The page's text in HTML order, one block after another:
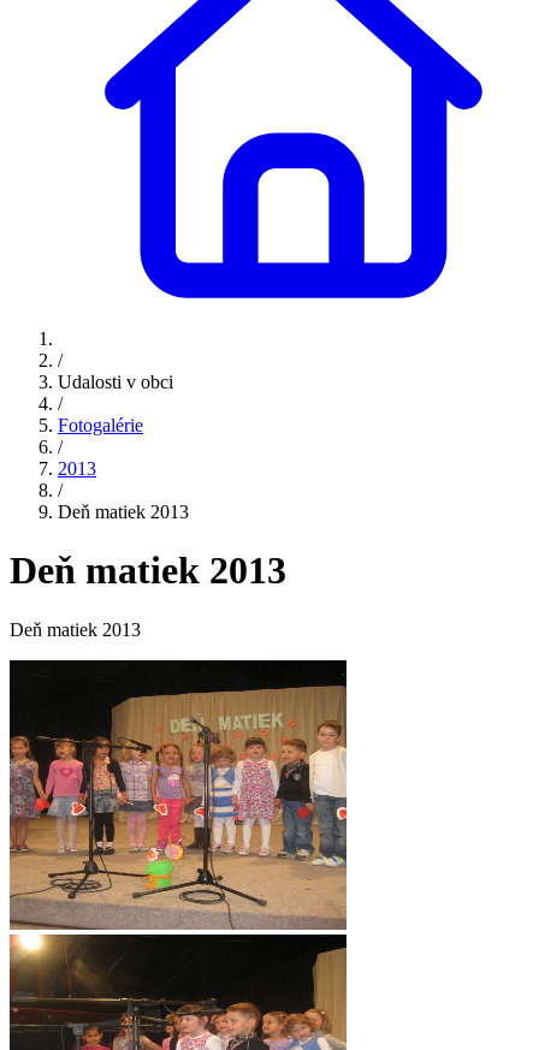
/
Udalosti v obci
/
Fotogalérie
/
2013
/
Deň matiek 2013
Deň matiek 2013
Deň matiek 2013